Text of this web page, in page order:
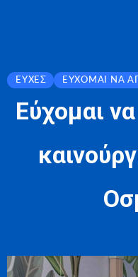
ΕΥΧΈΣ ΕΎΧΟΜΑΙ ΝΑ
Εύχομαι